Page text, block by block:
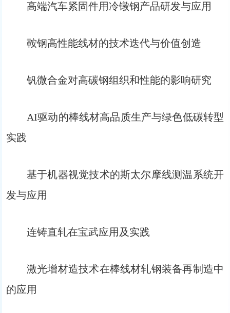
高端汽车紧固件用冷镦钢产品研发与应用
鞍钢高性能线材的技术迭代与价值创造
钒微合金对高碳钢组织和性能的影响研究
AI驱动的棒线材高品质生产与绿色低碳转型
实践
基于机器视觉技术的斯太尔摩线测温系统开
发与应用
连铸直轧在宝武应用及实践
激光增材造技术在棒线材轧钢装备再制造中
的应用